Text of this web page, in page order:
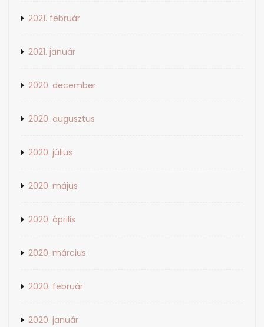
2021. február
2021. január
2020. december
2020. augusztus
2020. július
2020. május
2020. április
2020. március
2020. február
2020. január